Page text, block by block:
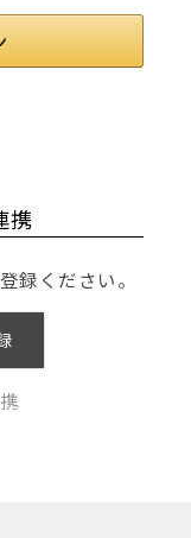
携
録ください。